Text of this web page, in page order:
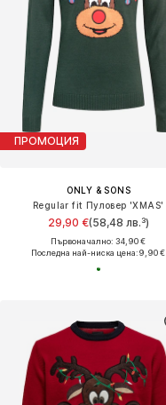
ПРОМОЦИЯ
ONLY & SONS
Regular fit Пуловер 'XMAS'
29,90 €(58,48 лв.³)
Първоначално: 34,90 €
Последна най-ниска цена:9,90 €